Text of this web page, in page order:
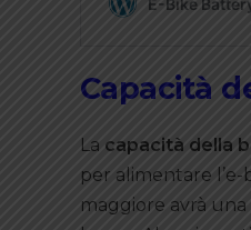
Capacità
La capacità della
per alimentare
maggiore avrà